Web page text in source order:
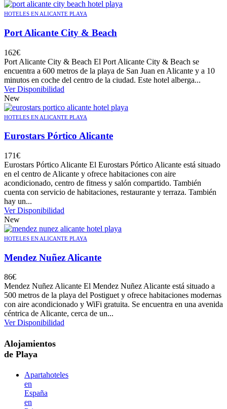
HOTELES EN ALICANTE PLAYA
Port Alicante City & Beach
162€
Port Alicante City & Beach El Port Alicante City & Beach se
encuentra a 600 metros de la playa de San Juan en Alicante y a 10
minutos en coche del centro de la ciudad. Este hotel alberga...
Ver Disponibilidad
New
HOTELES EN ALICANTE PLAYA
Eurostars Pórtico Alicante
171€
Eurostars Pórtico Alicante El Eurostars Pórtico Alicante está situado
en el centro de Alicante y ofrece habitaciones con aire
acondicionado, centro de fitness y salón compartido. También
cuenta con servicio de habitaciones, restaurante y terraza. También
hay un...
Ver Disponibilidad
New
HOTELES EN ALICANTE PLAYA
Mendez Nuñez Alicante
86€
Mendez Nuñez Alicante El Mendez Nuñez Alicante está situado a
500 metros de la playa del Postiguet y ofrece habitaciones modernas
con aire acondicionado y WiFi gratuita. Se encuentra en una avenida
céntrica de Alicante, cerca de un...
Ver Disponibilidad
Alojamientos
de Playa
Apartahoteles
en
España
en